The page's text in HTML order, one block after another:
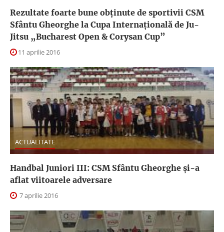
Rezultate foarte bune obţinute de sportivii CSM
Sfântu Gheorghe la Cupa Internaţională de Ju-
Jitsu „Bucharest Open & Corysan Cup”
11 aprilie 2016
ACTUALITATE
Handbal Juniori III: CSM Sfântu Gheorghe şi-a
aflat viitoarele adversare
7 aprilie 2016